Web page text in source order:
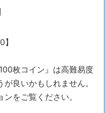
】
枚コイン』は高難易度
良いかもしれません。
をご覧ください。